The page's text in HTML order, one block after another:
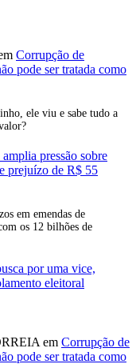
Corrupção de
pode ser tratada como
ele viu e sabe tudo a
pressão sobre
prejuízo de R$ 55
em emendas de
os 12 bilhões de
por uma vice,
eleitoral
em Corrupção de
pode ser tratada como